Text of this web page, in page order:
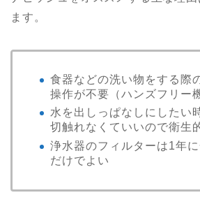
ます。
食器などの洗い物をする際
操作が不要（ハンズフリー
水を出しっぱなしにしたい
切触れなくていいので衛生
浄水器のフィルターは1年
だけでよい